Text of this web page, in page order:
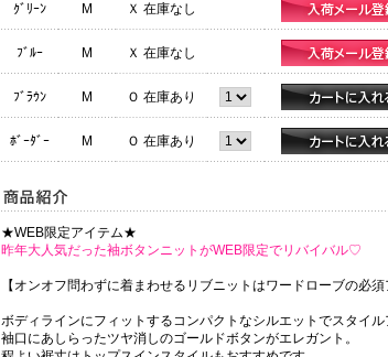
ｸﾞﾘｰﾝ M Ｘ 在庫なし
ﾌﾞﾙｰ M Ｘ 在庫なし
ﾌﾞﾗｳﾝ M Ｏ 在庫あり
ﾎﾞｰﾀﾞｰ M Ｏ 在庫あり
★WEB限定アイテム★
昨年大人気だった袖ボタンニットがWEB限定でリバイバル♡
【オンオフ問わずに着まわせるリブニットはワードローブの必須
ボディラインにフィットするコンパクトなシルエットでスタイル
袖口にあしらったツヤ消しのゴールドボタンがエレガント。